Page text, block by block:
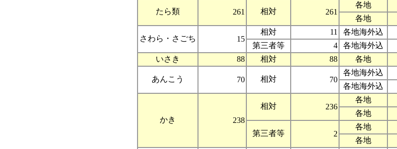
たら類 261 相対 261
各地
各地
さわら・さごち 15
相対 11 各地海外込
第三者等
4 各地海外込
いさき
88 相対 88 各地
あんこう 70 相対 70
各地海外込
各地海外込
かき 238
相対 236
各地
各地
第三者等 2
各地
各地